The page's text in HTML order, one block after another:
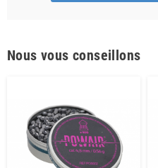
Nous vous conseillons